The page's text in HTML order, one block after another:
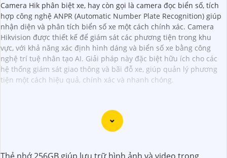
Camera Hik phân biệt xe, hay còn gọi là camera đọc biển số, tích
hợp công nghệ ANPR (Automatic Number Plate Recognition) giúp
nhận diện và phân tích biển số xe một cách chính xác. Camera
Hikvision được thiết kế để giám sát các phương tiện trong khu
vực, với khả năng xác định hình dáng và biển số xe bằng công
nghệ trí tuệ nhân tạo AI. Giải pháp này đặc biệt hữu ích cho các
hệ thống giám sát giao thông và bãi đỗ xe, giúp quản lý phương
tiện một cách hiệu quả, chính xác và nhanh chóng.
Dĩ nhiên, dưới đây là một mẫu văn bản giới thiệu dành cho